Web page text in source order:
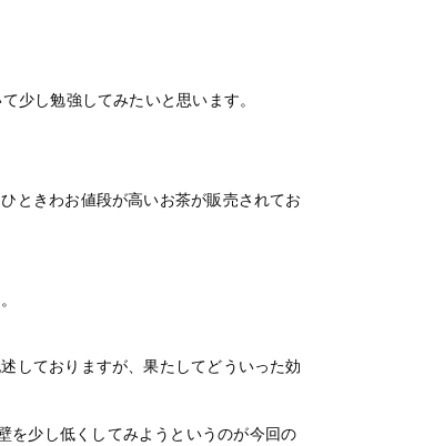
少し勉強してみたいと思います。
ときわお値段が高いお茶が販売されてお
しておりますが、果たしてどういった効
を少し低くしてみようというのが今回の